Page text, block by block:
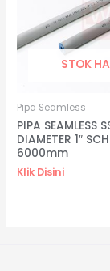
STOK
Pipa Seamless
PIPA SEAMLESS
DIAMETER 1″
6000mm
Klik Disini